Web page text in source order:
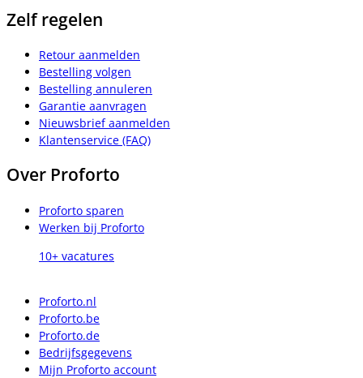
Zelf regelen
Retour aanmelden
Bestelling volgen
Bestelling annuleren
Garantie aanvragen
Nieuwsbrief aanmelden
Klantenservice (FAQ)
Over Proforto
Proforto sparen
Werken bij Proforto
10+ vacatures
Proforto.nl
Proforto.be
Proforto.de
Bedrijfsgegevens
Mijn Proforto account